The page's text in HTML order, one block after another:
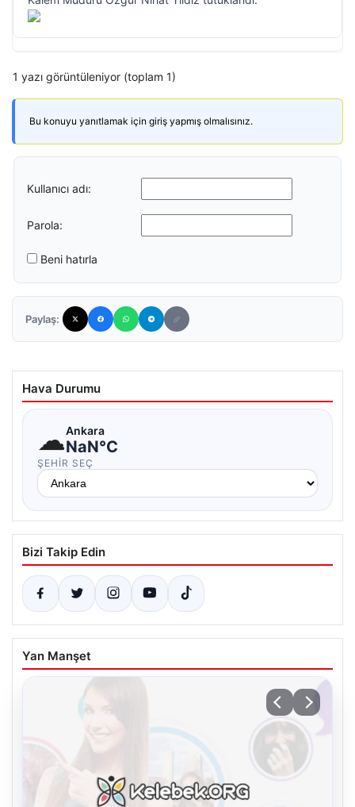
1 yazı görüntüleniyor (toplam 1)
Bu konuyu yanıtlamak için giriş yapmış olmalısınız.
Kullanıcı adı:
Parola:
Beni hatırla
Paylaş:
Hava Durumu
☁Ankara
NaN°C
ŞEHIR SEÇ
Bizi Takip Edin
Yan Manşet